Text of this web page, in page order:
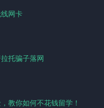
网卡
托骗子落网
教你如何不花钱留学！